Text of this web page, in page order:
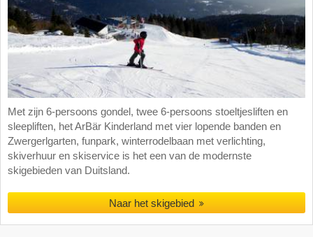
Met zijn 6-persoons gondel, twee 6-persoons stoeltjesliften en
sleepliften, het ArBär Kinderland met vier lopende banden en
Zwergerlgarten, funpark, winterrodelbaan met verlichting,
skiverhuur en skiservice is het een van de modernste
skigebieden van Duitsland.
Naar het skigebied